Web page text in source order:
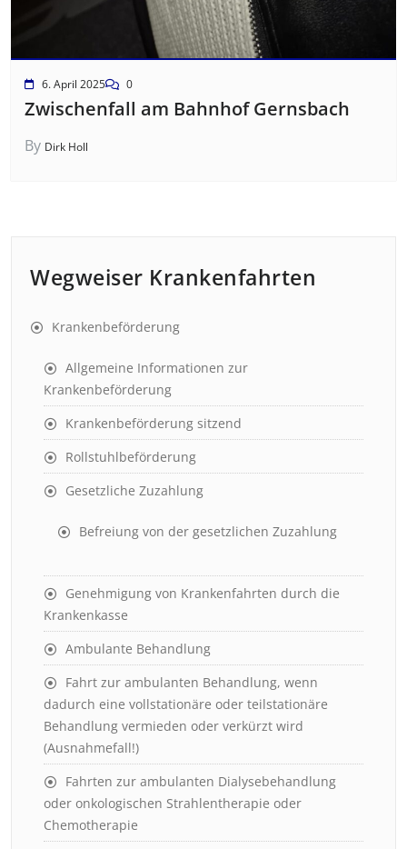
6. April 2025 0
Zwischenfall am Bahnhof Gernsbach
By Dirk Holl
Wegweiser Krankenfahrten
Krankenbeförderung
Allgemeine Informationen zur
Krankenbeförderung
Krankenbeförderung sitzend
Rollstuhlbeförderung
Gesetzliche Zuzahlung
Befreiung von der gesetzlichen Zuzahlung
Genehmigung von Krankenfahrten durch die
Krankenkasse
Ambulante Behandlung
Fahrt zur ambulanten Behandlung, wenn
dadurch eine vollstationäre oder teilstationäre
Behandlung vermieden oder verkürzt wird
(Ausnahmefall!)
Fahrten zur ambulanten Dialysebehandlung
oder onkologischen Strahlentherapie oder
Chemotherapie